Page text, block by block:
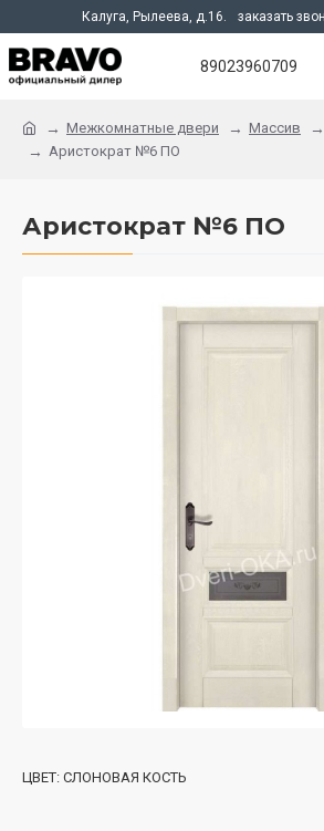
Калуга, Рылеева, д.16. заказать
89023960709
Межкомнатные двери Массив
Аристократ №6 ПО
Аристократ №6 ПО
ЦВЕТ: СЛОНОВАЯ КОСТЬ